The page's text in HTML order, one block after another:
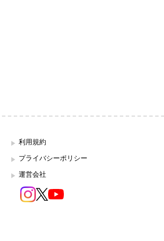
利用規約
プライバシーポリシー
運営会社